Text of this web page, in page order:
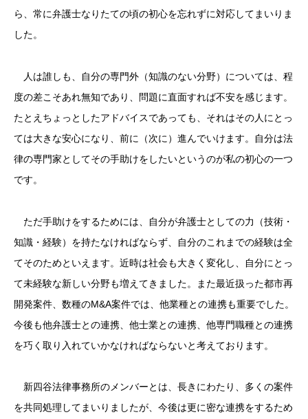
ら、常に弁護士なりたての頃の初心を忘れずに対応してまいりま
した。
人は誰しも、自分の専門外（知識のない分野）については、程
度の差こそあれ無知であり、問題に直面すれば不安を感じます。
たとえちょっとしたアドバイスであっても、それはその人にとっ
ては大きな安心になり、前に（次に）進んでいけます。自分は法
律の専門家としてその手助けをしたいというのが私の初心の一つ
です。
ただ手助けをするためには、自分が弁護士としての力（技術・
知識・経験）を持たなければならず、自分のこれまでの経験は全
てそのためといえます。近時は社会も大きく変化し、自分にとっ
て未経験な新しい分野も増えてきました。また最近扱った都市再
開発案件、数種のM&A案件では、他業種との連携も重要でした。
今後も他弁護士との連携、他士業との連携、他専門職種との連携
を巧く取り入れていかなければならないと考えております。
新四谷法律事務所のメンバーとは、長きにわたり、多くの案件
を共同処理してまいりましたが、今後は更に密な連携をするため